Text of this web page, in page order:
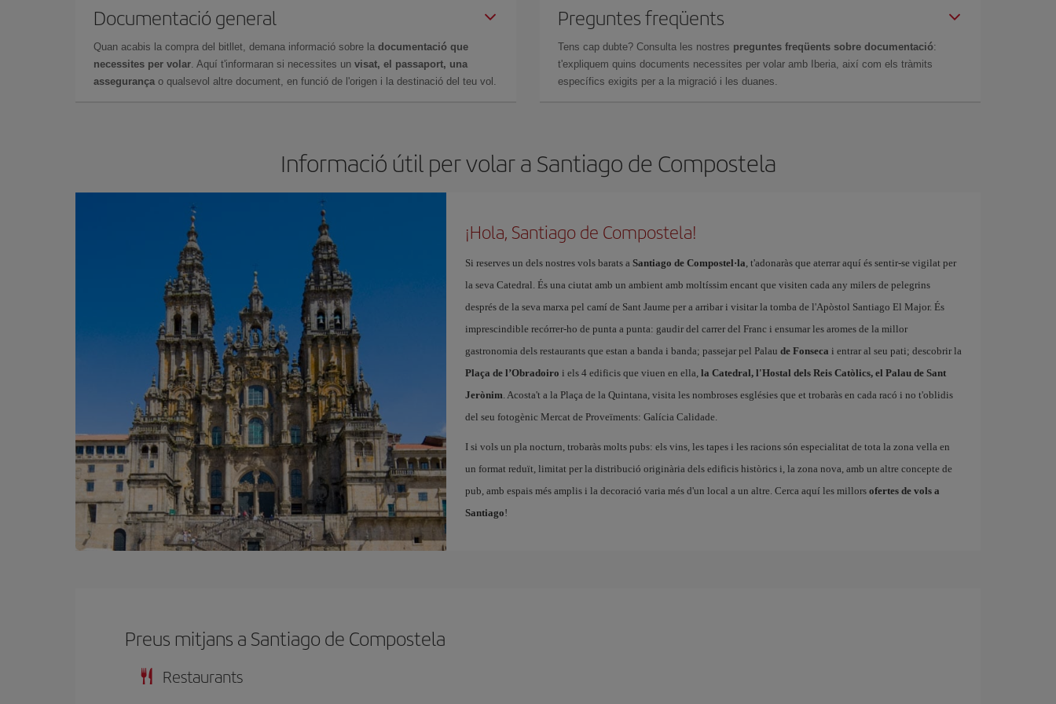
Documentació general
Quan acabis la compra del bitllet, demana informació sobre la documentació que
necessites per volar. Aquí t'informaran si necessites un visat, el passaport, una
assegurança o qualsevol altre document, en funció de l'origen i la destinació del teu vol.
Preguntes freqüents
Tens cap dubte? Consulta les nostres preguntes freqüents sobre documentació:
t'expliquem quins documents necessites per volar amb Iberia, així com els tràmits
específics exigits per a la migració i les duanes.
Informació útil per volar a Santiago de Compostela
¡Hola, Santiago de Compostela!
Si reserves un dels nostres vols barats a Santiago de Compostel·la, t'adonaràs que aterrar aquí és sentir-se vigilat per
la seva Catedral. És una ciutat amb un ambient amb moltíssim encant que visiten cada any milers de pelegrins
després de la seva marxa pel camí de Sant Jaume per a arribar i visitar la tomba de l'Apòstol Santiago El Major. És
imprescindible recórrer-ho de punta a punta: gaudir del carrer del Franc i ensumar les aromes de la millor
gastronomia dels restaurants que estan a banda i banda; passejar pel Palau de Fonseca i entrar al seu pati; descobrir la
Plaça de l’Obradoiro i els 4 edificis que viuen en ella, la Catedral, l'Hostal dels Reis Catòlics, el Palau de Sant
Jerònim. Acosta't a la Plaça de la Quintana, visita les nombroses esglésies que et trobaràs en cada racó i no t'oblidis
del seu fotogènic Mercat de Proveïments: Galícia Calidade.
I si vols un pla nocturn, trobaràs molts pubs: els vins, les tapes i les racions són especialitat de tota la zona vella en
un format reduït, limitat per la distribució originària dels edificis històrics i, la zona nova, amb un altre concepte de
pub, amb espais més amplis i la decoració varia més d'un local a un altre. Cerca aquí les millors ofertes de vols a
Santiago!
Preus mitjans a Santiago de Compostela
Restaurants